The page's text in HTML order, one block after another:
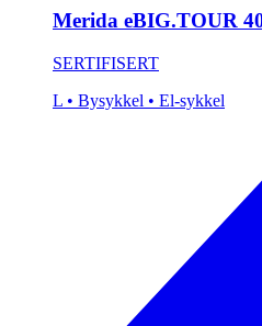
Merida eBIG.TOUR
SERTIFISERT
L • Bysykkel • El-sykkel